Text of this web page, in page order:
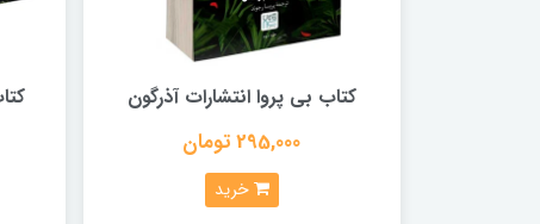
کتاب بی پروا انتشارات آذرگون
295,000 تومان
خرید